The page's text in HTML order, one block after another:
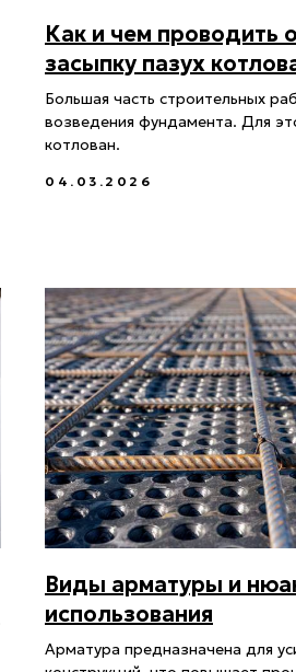
Как и чем проводить
засыпку пазух
Большая часть строительных
возведения фундамента. Для
котлован.
04.03.2026
Виды арматуры и
использования
Арматура предназначена для